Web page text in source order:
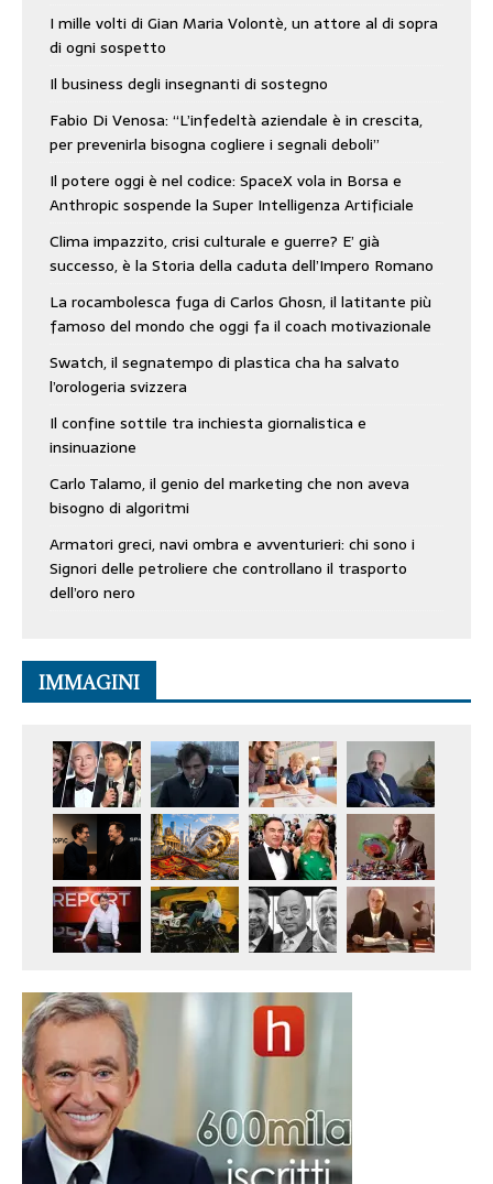
I mille volti di Gian Maria Volontè, un attore al di sopra
di ogni sospetto
Il business degli insegnanti di sostegno
Fabio Di Venosa: “L’infedeltà aziendale è in crescita,
per prevenirla bisogna cogliere i segnali deboli”
Il potere oggi è nel codice: SpaceX vola in Borsa e
Anthropic sospende la Super Intelligenza Artificiale
Clima impazzito, crisi culturale e guerre? E’ già
successo, è la Storia della caduta dell’Impero Romano
La rocambolesca fuga di Carlos Ghosn, il latitante più
famoso del mondo che oggi fa il coach motivazionale
Swatch, il segnatempo di plastica cha ha salvato
l’orologeria svizzera
Il confine sottile tra inchiesta giornalistica e
insinuazione
Carlo Talamo, il genio del marketing che non aveva
bisogno di algoritmi
Armatori greci, navi ombra e avventurieri: chi sono i
Signori delle petroliere che controllano il trasporto
dell’oro nero
IMMAGINI